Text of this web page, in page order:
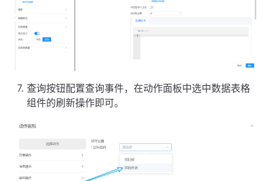
查询按钮配置查询事件，在动作面板中选中数据表格
组件的刷新操作即可。